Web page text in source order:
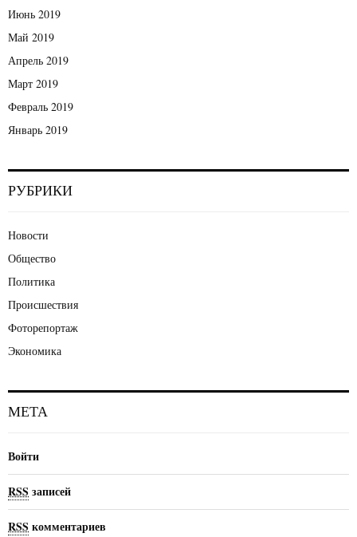
Июнь 2019
Май 2019
Апрель 2019
Март 2019
Февраль 2019
Январь 2019
РУБРИКИ
Новости
Общество
Политика
Происшествия
Фоторепортаж
Экономика
МЕТА
Войти
RSSзаписей
RSSкомментариев